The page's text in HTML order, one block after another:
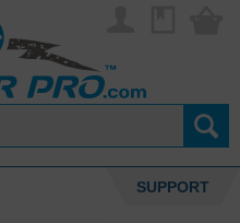
SUPPORT